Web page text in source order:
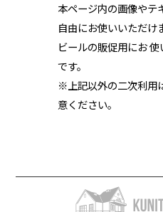
本ページ内の画像やテ
自由にお使いいただけ
ビールの販促用にお
です。
※上記以外の二次利用
意ください。